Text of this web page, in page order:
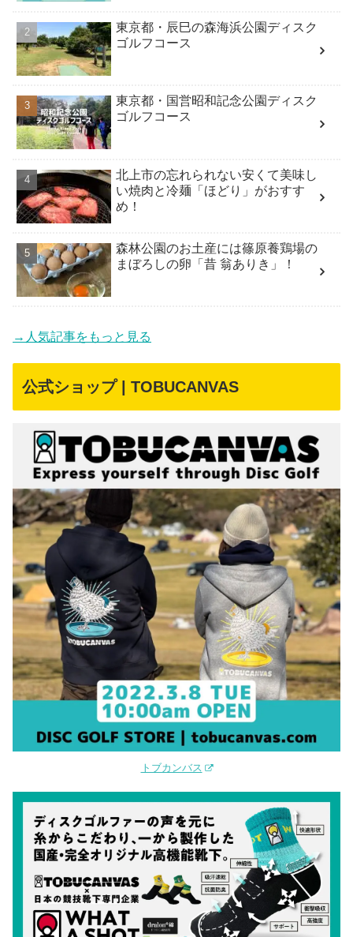
東京都・辰巳の森海浜公園ディスク
ゴルフコース
東京都・国営昭和記念公園ディスク
ゴルフコース
北上市の忘れられない安くて美味し
い焼肉と冷麺「ほどり」がおすす
め！
森林公園のお土産には篠原養鶏場の
まぼろしの卵「昔 翁ありき」！
→人気記事をもっと見る
公式ショップ | TOBUCANVAS
トブカンバス